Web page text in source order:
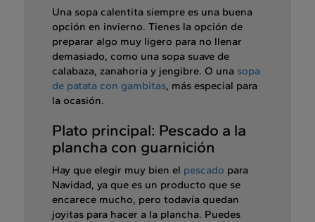
Una sopa calentita siempre es una buena
opción en invierno. Tienes la opción de
preparar algo muy ligero para no llenar
demasiado, como una sopa suave de
calabaza, zanahoria y jengibre. O una sopa
de patata con gambitas, más especial para
la ocasión.
Plato principal: Pescado a la
plancha con guarnición
Hay que elegir muy bien el pescado para
Navidad, ya que es un producto que se
encarece mucho, pero todavía quedan
joyitas para hacer a la plancha. Puedes